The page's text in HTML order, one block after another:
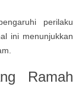
perilaku
ini menunjukkan
Ramah